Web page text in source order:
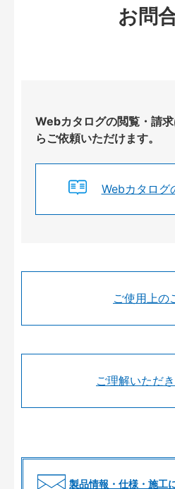
お問
Webカタログの閲覧・請
らご依頼いただけます。
Webカタログ
ご使用上の
ご理解いただ
製品情報・仕様・施工